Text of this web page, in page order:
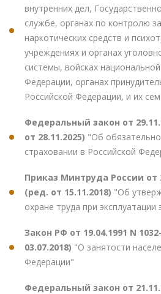
внутренних дел,
службе, органах по контролю
наркотических средств и
учреждениях и органах
системы, войсках
Федерации, органах
Российской Федерации, и их
Федеральный закон от
от 28.11.2025) "Об
страховании в Российской
Приказ Минтруда России от
(ред. от 15.11.2018) "Об
охране труда при эксплуатации
Закон РФ от 19.04.1991 N
03.07.2018) "О занятости
Федерации"
Федеральный закон от